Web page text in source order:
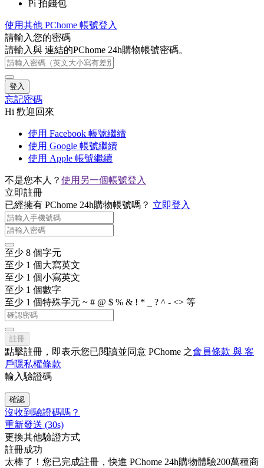
Pi 拍錢包
使用其他 PChome 帳號登入
請輸入您的密碼
請輸入與 連結的PChome 24h購物帳號密碼。
登入
忘記密碼
Hi 歡迎回來
使用 Facebook 帳號繼續
使用 Google 帳號繼續
使用 Apple 帳號繼續
不是您本人？ 使用另一個帳號登入
立即註冊
已經擁有 PChome 24h購物帳號嗎？ 立即登入
至少 8 個字元
至少 1 個大寫英文
至少 1 個小寫英文
至少 1 個數字
至少 1 個特殊字元 ~ # @ $ % & ! * _ ? ^ - <> 等
註冊
點擊註冊，即表示您已閱讀並同意 PChome 之會員條款 與 客
戶隱私權條款
輸入驗證碼
確認
沒收到驗證碼嗎？
重新發送 (30s)
更換其他驗證方式
註冊成功
太棒了！您已完成註冊，快進 PChome 24h購物體驗200萬種商